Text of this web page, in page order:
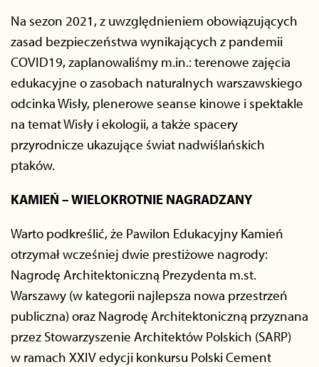
Na sezon 2021, z uwzględnieniem obowiązujących
zasad bezpieczeństwa wynikających z pandemii
COVID19, zaplanowaliśmy m.in.: terenowe zajęcia
edukacyjne o zasobach naturalnych warszawskiego
odcinka Wisły, plenerowe seanse kinowe i spektakle
na temat Wisły i ekologii, a także spacery
przyrodnicze ukazujące świat nadwiślańskich
ptaków.
KAMIEŃ – WIELOKROTNIE NAGRADZANY
Warto podkreślić, że Pawilon Edukacyjny Kamień
otrzymał wcześniej dwie prestiżowe nagrody:
Nagrodę Architektoniczną Prezydenta m.st.
Warszawy (w kategorii najlepsza nowa przestrzeń
publiczna) oraz Nagrodę Architektoniczną przyznana
przez Stowarzyszenie Architektów Polskich (SARP)
w ramach XXIV edycji konkursu Polski Cement